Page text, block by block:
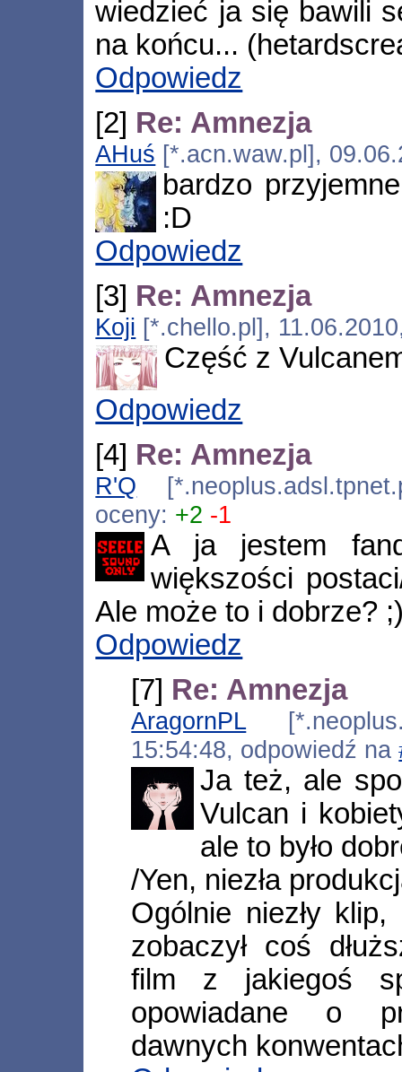
wiedzieć ja się bawili
na końcu...
Odpowiedz
[2] Re: Amnezja
AHuś [*.acn.waw.pl],
bardzo
:D
Odpowiedz
[3] Re: Amnezja
Koji [*.chello.pl],
Część z
Odpowiedz
[4] Re: Amnezja
R'Q
oceny: +2 -1
A ja jestem
większości
Ale może to i dobrze?
Odpowiedz
[7] Re: Amnezja
AragornPL
15:54:48, odpowiedź na
Ja też, ale
Vulcan i
ale to było
/Yen, niezła
Ogólnie niezły
zobaczył coś
film z jakiegoś
opowiadane o
dawnych